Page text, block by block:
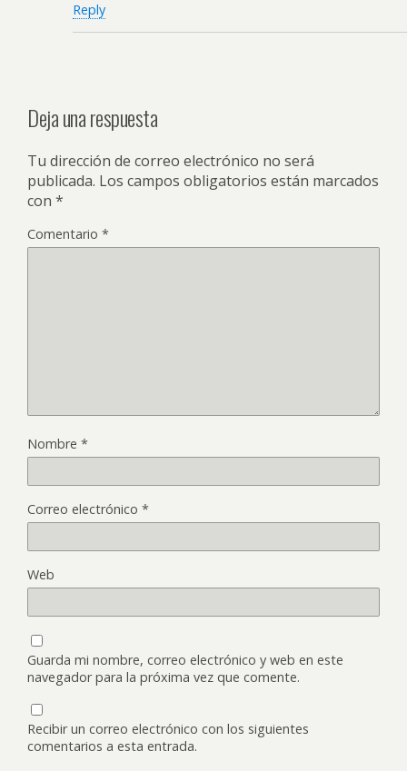
Reply
Deja una respuesta
Tu dirección de correo electrónico no será
publicada. Los campos obligatorios están marcados
con *
Comentario *
Nombre *
Correo electrónico *
Web
Guarda mi nombre, correo electrónico y web en este
navegador para la próxima vez que comente.
Recibir un correo electrónico con los siguientes
comentarios a esta entrada.